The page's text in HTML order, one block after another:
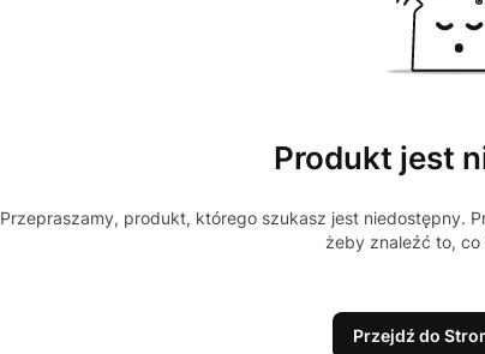
Produkt jest
Przepraszamy, produkt, którego szukasz jest niedostępny.
żeby znaleźć to, co
Przejdź do